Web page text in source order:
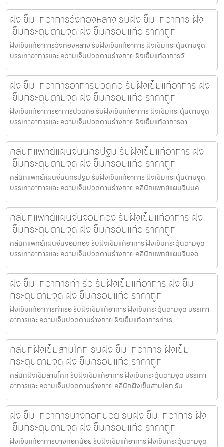
ฝังเข็มแก้อาการวังทองหลาง รับฝังเข็มแก้อาการ ฝัง
เข็มกระตุ้นตามจุด ฝังเข็มครอบแก้ว ราคาถูก
ฝังเข็มแก้อาการวังทองหลาง รับฝังเข็มแก้อาการ ฝังเข็มกระตุ้นตามจุด
บรรเทาอาการและ ความเจ็บปวดตามร่างกาย ฝังเข็มแก้อาการวั
ฝังเข็มแก้อาการอาการปวดคอ รับฝังเข็มแก้อาการ ฝัง
เข็มกระตุ้นตามจุด ฝังเข็มครอบแก้ว ราคาถูก
ฝังเข็มแก้อาการอาการปวดคอ รับฝังเข็มแก้อาการ ฝังเข็มกระตุ้นตามจุด
บรรเทาอาการและ ความเจ็บปวดตามร่างกาย ฝังเข็มแก้อาการอา
คลีนิกแพทย์แผนจีนนครปฐม รับฝังเข็มแก้อาการ ฝัง
เข็มกระตุ้นตามจุด ฝังเข็มครอบแก้ว ราคาถูก
คลีนิกแพทย์แผนจีนนครปฐม รับฝังเข็มแก้อาการ ฝังเข็มกระตุ้นตามจุด
บรรเทาอาการและ ความเจ็บปวดตามร่างกาย คลีนิกแพทย์แผนจีนนค
คลีนิกแพทย์แผนจีนจอมทอง รับฝังเข็มแก้อาการ ฝัง
เข็มกระตุ้นตามจุด ฝังเข็มครอบแก้ว ราคาถูก
คลีนิกแพทย์แผนจีนจอมทอง รับฝังเข็มแก้อาการ ฝังเข็มกระตุ้นตามจุด
บรรเทาอาการและ ความเจ็บปวดตามร่างกาย คลีนิกแพทย์แผนจีนจอ
ฝังเข็มแก้อาการท่าเรือ รับฝังเข็มแก้อาการ ฝังเข็ม
กระตุ้นตามจุด ฝังเข็มครอบแก้ว ราคาถูก
ฝังเข็มแก้อาการท่าเรือ รับฝังเข็มแก้อาการ ฝังเข็มกระตุ้นตามจุด บรรเทา
อาการและ ความเจ็บปวดตามร่างกาย ฝังเข็มแก้อาการท่าเร
คลีนิกฝังเข็มสามโคก รับฝังเข็มแก้อาการ ฝังเข็ม
กระตุ้นตามจุด ฝังเข็มครอบแก้ว ราคาถูก
คลีนิกฝังเข็มสามโคก รับฝังเข็มแก้อาการ ฝังเข็มกระตุ้นตามจุด บรรเทา
อาการและ ความเจ็บปวดตามร่างกาย คลีนิกฝังเข็มสามโคก รับ
ฝังเข็มแก้อาการบางกอกน้อย รับฝังเข็มแก้อาการ ฝัง
เข็มกระตุ้นตามจุด ฝังเข็มครอบแก้ว ราคาถูก
ฝังเข็มแก้อาการบางกอกน้อย รับฝังเข็มแก้อาการ ฝังเข็มกระตุ้นตามจุด